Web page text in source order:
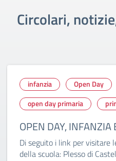
Circolari,
infanzia Open Day
open day primaria
OPEN DAY, INFANZIA
Di seguito i link per visitare
della scuola: Plesso di